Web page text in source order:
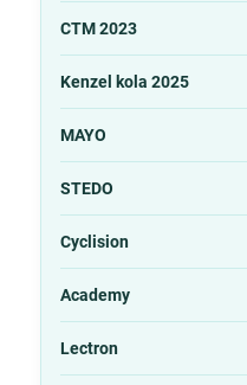
CTM 2023
Kenzel kola 2025
MAYO
STEDO
Cyclision
Academy
Lectron